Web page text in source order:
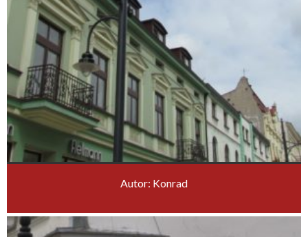
Autor: Konrad